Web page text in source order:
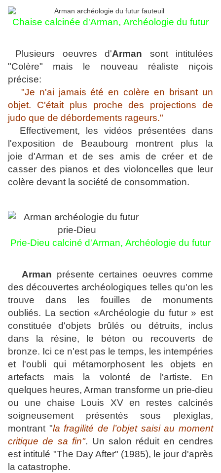
Chaise calcinée d'Arman, Archéologie du futur
Plusieurs oeuvres d'Arman sont intitulées
"Colère" mais le nouveau réaliste niçois
précise:
"Je n'ai jamais été en colère en brisant un
objet. C'était plus proche des projections de
judo que de débordements rageurs."
Effectivement, les vidéos présentées dans
l'exposition de Beaubourg montrent plus la
joied'Arman et de ses amis de créer et de
casser des pianos et des violoncelles que leur
colère devant la société de consommation.
Prie-Dieu calciné d'Arman, Archéologie du futur
Arman présente certaines oeuvres comme
des découvertes archéologiques telles qu'on les
trouve dans les fouilles de monuments
oubliés. La section «Archéologie du futur » est
constituée d'objets brûlés ou détruits, inclus
dans la résine, le béton ou recouverts de
bronze. Ici ce n'est pas le temps, les intempéries
et l'oubli qui métamorphosent les objets en
artefacts mais la volonté de l'artiste. En
quelques heures, Arman transforme un prie-dieu
ou une chaise Louis XV en restes calcinés
soigneusement présentés sous plexiglas,
montrant "la fragilité de l’objet saisi au moment
critique de sa fin". Un salon réduit en cendres
est intitulé "The Day After" (1985), le jour d'après
la catastrophe.